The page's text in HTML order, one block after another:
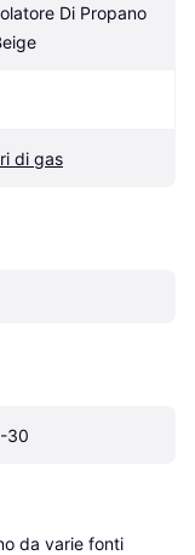
Di Propano
di gas
30
da varie fonti